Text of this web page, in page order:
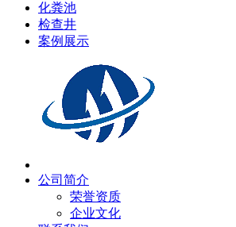
化粪池
检查井
案例展示
公司简介
荣誉资质
企业文化